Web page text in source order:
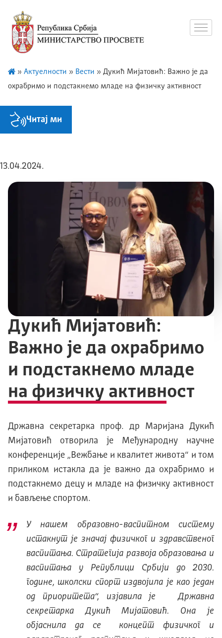
» Актуелности » Вести » Дукић Мијатовић: Важно је да
охрабримо и подстакнемо младе на физичку активност
Читај ми
13.04.2024.
Дукић Мијатовић:
Важно је да охрабримо
и подстакнемо младе
на физичку активност
Државна секретарка проф. др Маријана Дукић
Мијатовић отворила је Међународну научне
конференције „Вежбање и квалитет живота“ и том
приликом истакла да је важно да охрабримо и
подстакнемо децу и младе на физичку активност
и бављење спортом.
У нашем образовно-васпитном систему
истакнут је значај физичког и здравственог
васпитања. Стратегија развоја образовања и
васпитања у Републици Србији до 2030.
године, школски спорт издвојила је као један
од приоритета“, изјавила је Државна
секретарка Дукић Мијатовић. Она је
објаснила да се концепт физичког и